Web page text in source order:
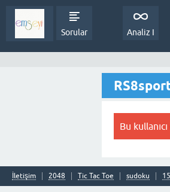
Sorular Analiz I
Bu
İletişim 2048 Tic Tac Toe sudoku